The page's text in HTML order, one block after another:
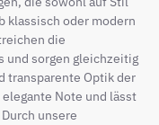
klassisch oder modern
die
und sorgen gleichzeitig
transparente Optik der
Note und lässt
unsere